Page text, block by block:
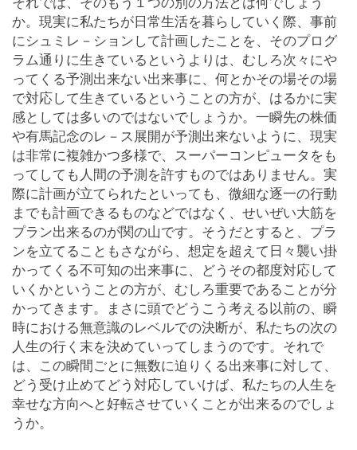
か。現実に私たちが日常生活を暮らしていく際、事前
にシュミレ－ションして計画したことを、そのプログ
ラム通りに生きているというよりは、むしろ次々にや
ってくる予測出来ない出来事に、何とかその場その場
で対応して生きているということの方が、はるかに実
感としては多いのではないでしょうか。一瞬先の株価
や有馬記念のレ－ス展開が予測出来ないように、現実
は非常に複雑かつ多様で、スーパーコンピュータをも
ってしても人間の予測を許すものではありません。実
際に計画が立てられたといっても、微細な逐一の行動
までも計画できるものなどではなく、せいぜい大筋を
プラン出来るのが関の山です。そうだとすると、プラ
ンを立てることもさながら、想定を超えて日々襲い掛
かってくる不可知の出来事に、どうその都度対応して
いくかということの方が、むしろ重要であることが分
かってきます。まさに頭でどうこう考える以前の、瞬
時における無意識のレベルでの決断が、私たちの次の
人生の行く末を決めていってしまうのです。それで
は、この瞬間ごとに無数に迫りくる出来事に対して、
どう受け止めてどう対応していけば、私たちの人生を
幸せな方向へと好転させていくことが出来るのでしょ
うか。